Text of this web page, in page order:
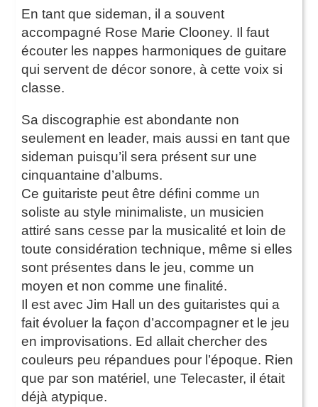
En tant que sideman, il a souvent
accompagné Rose Marie Clooney. Il faut
écouter les nappes harmoniques de guitare
qui servent de décor sonore, à cette voix si
classe.
Sa discographie est abondante non
seulement en leader, mais aussi en tant que
sideman puisqu’il sera présent sur une
cinquantaine d’albums.
Ce guitariste peut être défini comme un
soliste au style minimaliste, un musicien
attiré sans cesse par la musicalité et loin de
toute considération technique, même si elles
sont présentes dans le jeu, comme un
moyen et non comme une finalité.
Il est avec Jim Hall un des guitaristes qui a
fait évoluer la façon d’accompagner et le jeu
en improvisations. Ed allait chercher des
couleurs peu répandues pour l’époque. Rien
que par son matériel, une Telecaster, il était
déjà atypique.